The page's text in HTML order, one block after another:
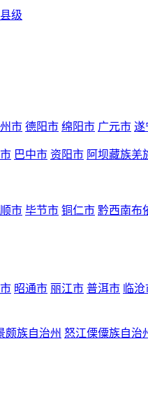
级
市 德阳市 绵阳市 广元市 遂
巴中市 资阳市 阿坝藏族羌
市 毕节市 铜仁市 黔西南布
昭通市 丽江市 普洱市 临
颇族自治州 怒江傈僳族自治